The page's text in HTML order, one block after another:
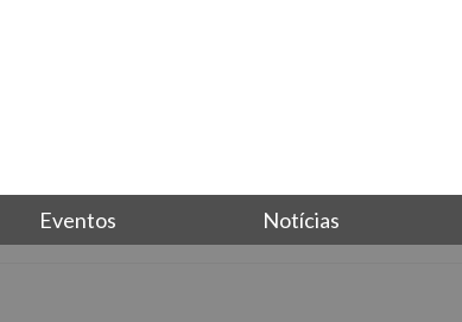
Eventos Notícias